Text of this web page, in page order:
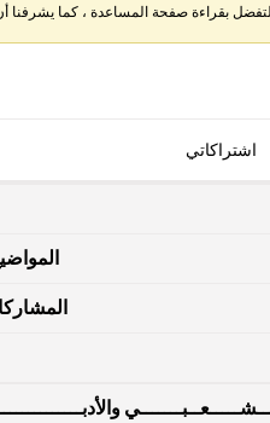
بقراءة صفحة المساعدة ، كما يشرفنا
اشتراكاتي